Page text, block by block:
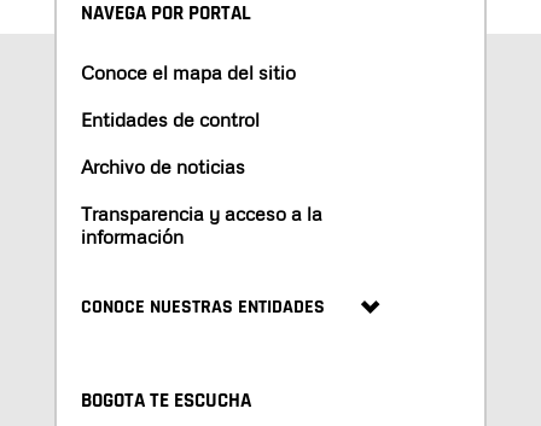
NAVEGA POR PORTAL
Conoce el mapa del sitio
Entidades de control
Archivo de noticias
Transparencia y acceso a la
información
CONOCE NUESTRAS ENTIDADES
BOGOTA TE ESCUCHA